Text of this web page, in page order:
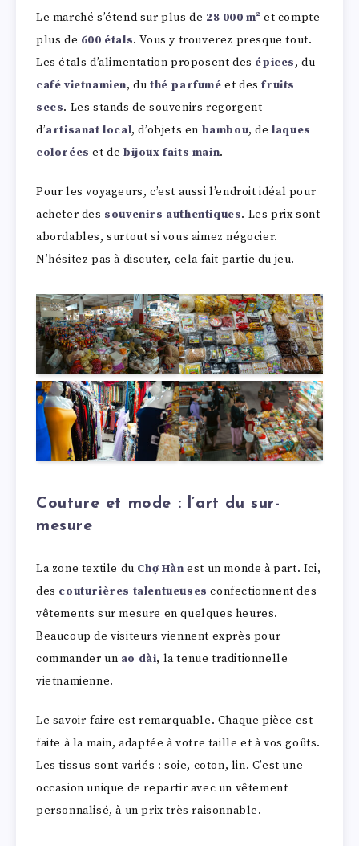
Le marché s’étend sur plus de 28 000 m² et compte
plus de 600 étals. Vous y trouverez presque tout.
Les étals d’alimentation proposent des épices, du
café vietnamien, du thé parfumé et desfruits
secs. Les stands de souvenirs regorgent
d’artisanat local, d’objets en bambou, delaques
colorées et debijoux faits main.
Pour les voyageurs, c’est aussi l’endroit idéal pour
acheter des souvenirs authentiques. Les prix sont
abordables, surtout si vous aimez négocier.
N’hésitez pas à discuter, cela fait partie du jeu.
Couture et mode : l’art du sur-
mesure
La zone textile du Chợ Hàn est un monde à part. Ici,
des couturières talentueuses confectionnent des
vêtements sur mesure en quelques heures.
Beaucoup de visiteurs viennent exprès pour
commander un ao dài, la tenue traditionnelle
vietnamienne.
Le savoir-faire est remarquable. Chaque pièce est
faite à la main, adaptée à votre taille et à vos goûts.
Les tissus sont variés : soie, coton, lin. C’est une
occasion unique de repartir avec un vêtement
personnalisé, à un prix très raisonnable.